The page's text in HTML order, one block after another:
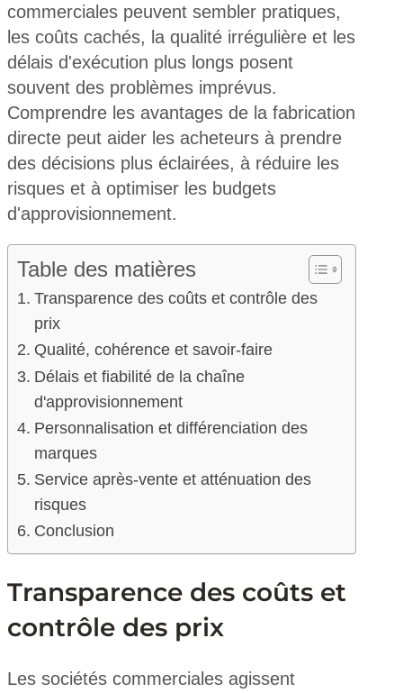
commerciales peuvent sembler pratiques,
les coûts cachés, la qualité irrégulière et les
délais d'exécution plus longs posent
souvent des problèmes imprévus.
Comprendre les avantages de la fabrication
directe peut aider les acheteurs à prendre
des décisions plus éclairées, à réduire les
risques et à optimiser les budgets
d'approvisionnement.
Table des matières
Transparence des coûts et contrôle des
prix
Qualité, cohérence et savoir-faire
Délais et fiabilité de la chaîne
d'approvisionnement
Personnalisation et différenciation des
marques
Service après-vente et atténuation des
risques
Conclusion
Transparence des coûts et
contrôle des prix
Les sociétés commerciales agissent